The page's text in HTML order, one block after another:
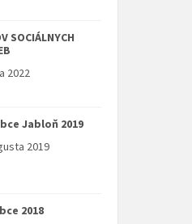
SOCIÁLNYCH
2022
Jabloň 2019
2019
2018